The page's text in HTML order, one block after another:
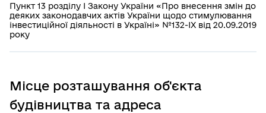
Пункт 13 розділу І Закону України «Про внесення змін до
деяких законодавчих актів України щодо стимулювання
інвестиційної діяльності в Україні» №132-IX від 20.09.2019
року
Місце розташування об'єкта
будівництва та адреса